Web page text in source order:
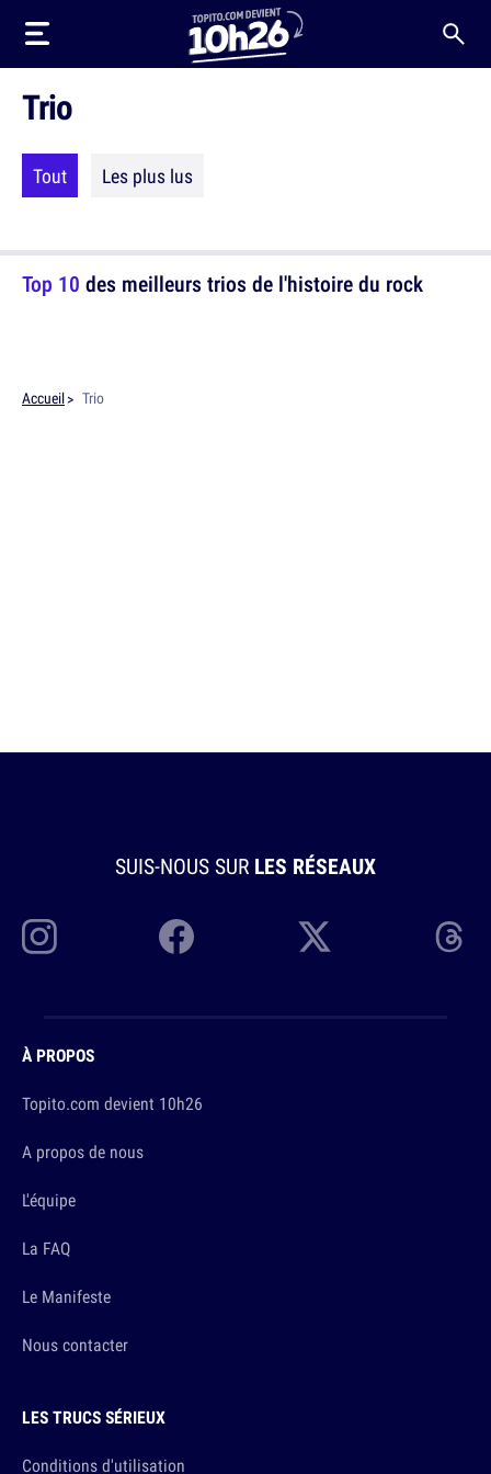
Trio
Tout Les plus lus
Top 10 des meilleurs trios de l'histoire du rock
Accueil Trio
SUIS-NOUS SUR LES RÉSEAUX
À PROPOS
Topito.com devient 10h26
A propos de nous
L'équipe
La FAQ
Le Manifeste
Nous contacter
LES TRUCS SÉRIEUX
Conditions d'utilisation